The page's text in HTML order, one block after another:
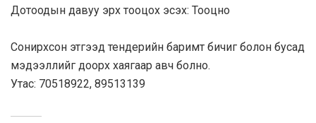
Дотоодын давуу эрх тооцох эсэх: Тооцно
Сонирхсон этгээд тендерийн баримт бичиг болон бусад
мэдээллийг доорх хаягаар авч болно.
Утас: 70518922, 89513139